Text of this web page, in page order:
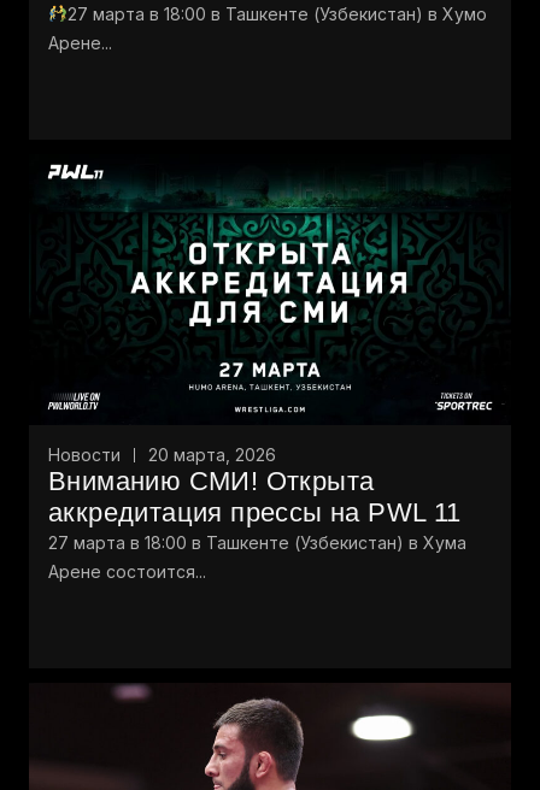
27 марта в 18:00 в Ташкенте (Узбекистан) в Хумо
Арене...
Новости 20 марта, 2026
Вниманию СМИ! Открыта
аккредитация прессы на PWL 11
27 марта в 18:00 в Ташкенте (Узбекистан) в Хума
Арене состоится...